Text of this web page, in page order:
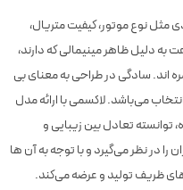
مثل نوع موتور، کیفیت متریال،
به دلیل ظاهر مینیمالی که دارند،
اند. سادگی در طراحی به معنای بی
می‌باشد. لاکسمی با ارائه مدل
تعادل بین زیبایی و
را در نظر می‌گیرد و با توجه به آن ها
های ظریف تولید و عرضه می‌کند.